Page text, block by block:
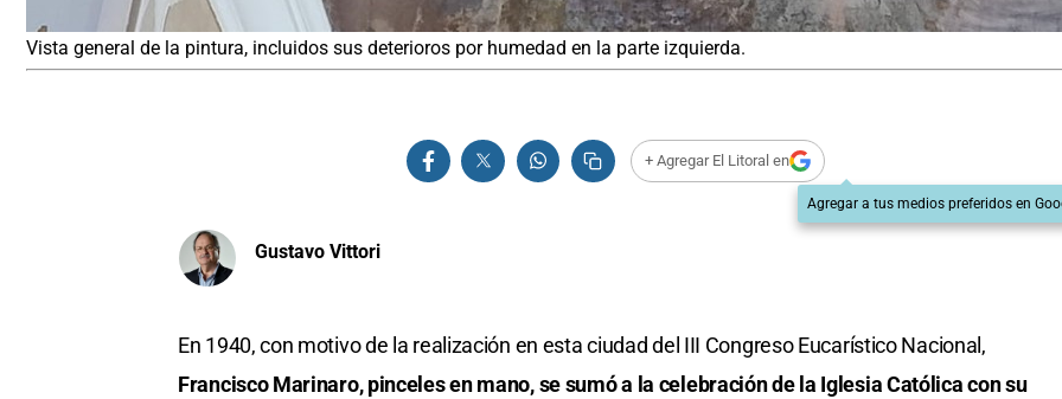
Vista general de la pintura, incluidos sus deterioros por humedad en la parte izquierda.
+ Agregar El Litoral en
Agregar a tus medios preferidos en
Gustavo Vittori
En 1940, con motivo de la realización en esta ciudad del III Congreso Eucarístico Nacional,
Francisco Marinaro, pinceles en mano, se sumó a la celebración de la Iglesia Católica con su